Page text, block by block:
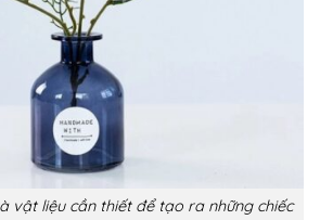
vật liệu cần thiết để tạo ra những chiếc